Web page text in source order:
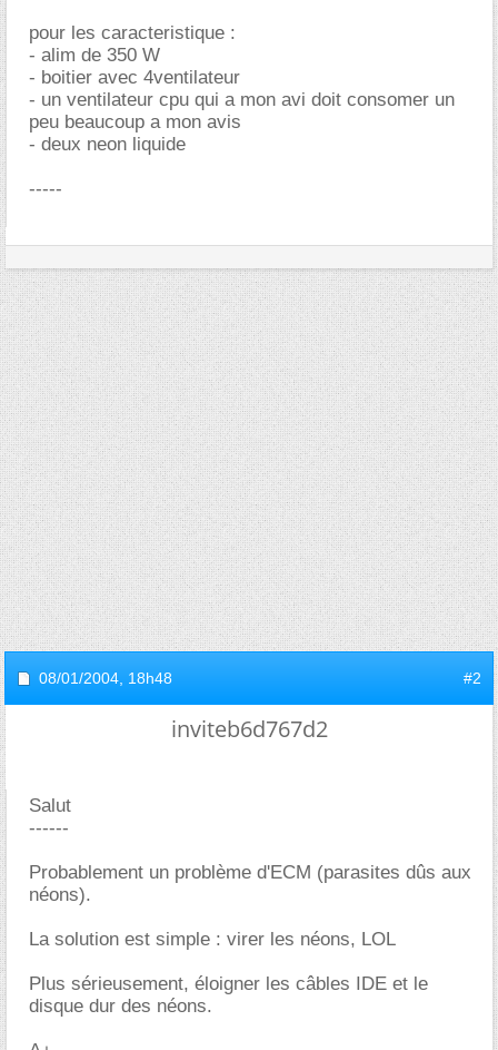
pour les caracteristique :
- alim de 350 W
- boitier avec 4ventilateur
- un ventilateur cpu qui a mon avi doit consomer un
peu beaucoup a mon avis
- deux neon liquide
-----
08/01/2004, 18h48 #2
inviteb6d767d2
Salut
------
Probablement un problème d'ECM (parasites dûs aux
néons).
La solution est simple : virer les néons, LOL
Plus sérieusement, éloigner les câbles IDE et le
disque dur des néons.